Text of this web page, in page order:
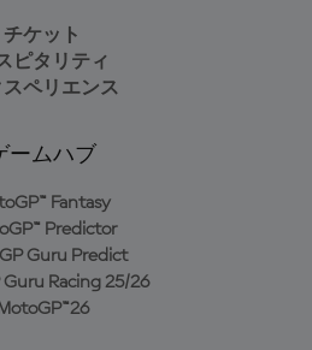
チケット
ピタリティ
スペリエンス
ームハブ
Fantasy
Predictor
Guru Predict
Guru Racing 25/26
MotoGP™26